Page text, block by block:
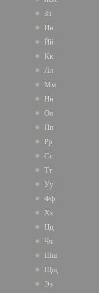
Зз
Ии
Йй
Кк
Лл
Мм
Нн
Оо
Пп
Рр
Сс
Тт
Уу
Фф
Хх
Цц
Чч
Шш
Щщ
Ээ